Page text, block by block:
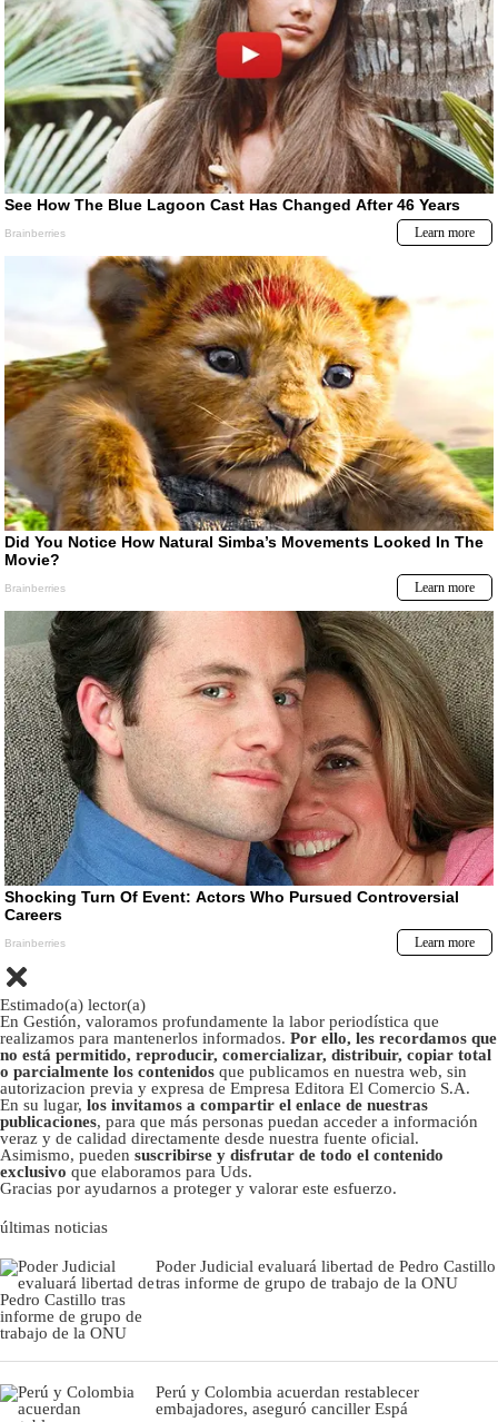
Estimado(a) lector(a)
En Gestión, valoramos profundamente la labor periodística que
realizamos para mantenerlos informados. Por ello, les recordamos que
no está permitido, reproducir, comercializar, distribuir, copiar total
o parcialmente los contenidos que publicamos en nuestra web, sin
autorizacion previa y expresa de Empresa Editora El Comercio S.A.
En su lugar, los invitamos a compartir el enlace de nuestras
publicaciones, para que más personas puedan acceder a información
veraz y de calidad directamente desde nuestra fuente oficial.
Asimismo, pueden suscribirse y disfrutar de todo el contenido
exclusivo que elaboramos para Uds.
Gracias por ayudarnos a proteger y valorar este esfuerzo.
últimas noticias
Poder Judicial evaluará libertad de Pedro Castillo
tras informe de grupo de trabajo de la ONU
Perú y Colombia acuerdan restablecer
embajadores, aseguró canciller Espá